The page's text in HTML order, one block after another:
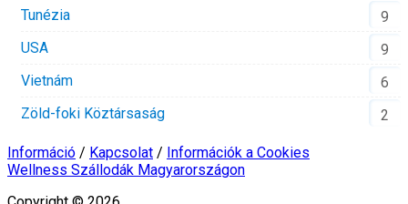
Tunézia
9
USA
9
Vietnám
6
Zöld-foki Köztársaság
2
Információ / Kapcsolat / Információk a Cookies
Wellness Szállodák Magyarországon